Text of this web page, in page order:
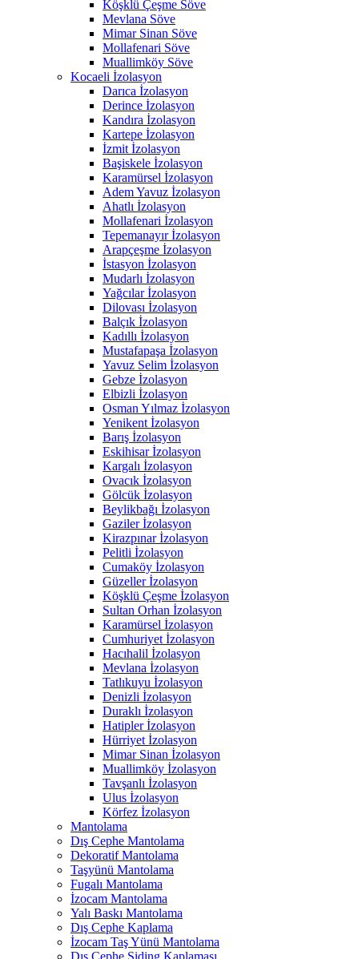
Köşklü Çeşme Söve
Mevlana Söve
Mimar Sinan Söve
Mollafenari Söve
Muallimköy Söve
Kocaeli İzolasyon
Darıca İzolasyon
Derince İzolasyon
Kandıra İzolasyon
Kartepe İzolasyon
İzmit İzolasyon
Başiskele İzolasyon
Karamürsel İzolasyon
Adem Yavuz İzolasyon
Ahatlı İzolasyon
Mollafenari İzolasyon
Tepemanayır İzolasyon
Arapçeşme İzolasyon
İstasyon İzolasyon
Mudarlı İzolasyon
Yağcılar İzolasyon
Dilovası İzolasyon
Balçık İzolasyon
Kadıllı İzolasyon
Mustafapaşa İzolasyon
Yavuz Selim İzolasyon
Gebze İzolasyon
Elbizli İzolasyon
Osman Yılmaz İzolasyon
Yenikent İzolasyon
Barış İzolasyon
Eskihisar İzolasyon
Kargalı İzolasyon
Ovacık İzolasyon
Gölcük İzolasyon
Beylikbağı İzolasyon
Gaziler İzolasyon
Kirazpınar İzolasyon
Pelitli İzolasyon
Cumaköy İzolasyon
Güzeller İzolasyon
Köşklü Çeşme İzolasyon
Sultan Orhan İzolasyon
Karamürsel İzolasyon
Cumhuriyet İzolasyon
Hacıhalil İzolasyon
Mevlana İzolasyon
Tatlıkuyu İzolasyon
Denizli İzolasyon
Duraklı İzolasyon
Hatipler İzolasyon
Hürriyet İzolasyon
Mimar Sinan İzolasyon
Muallimköy İzolasyon
Tavşanlı İzolasyon
Ulus İzolasyon
Körfez İzolasyon
Mantolama
Dış Cephe Mantolama
Dekoratif Mantolama
Taşyünü Mantolama
Fugalı Mantolama
İzocam Mantolama
Yalı Baskı Mantolama
Dış Cephe Kaplama
İzocam Taş Yünü Mantolama